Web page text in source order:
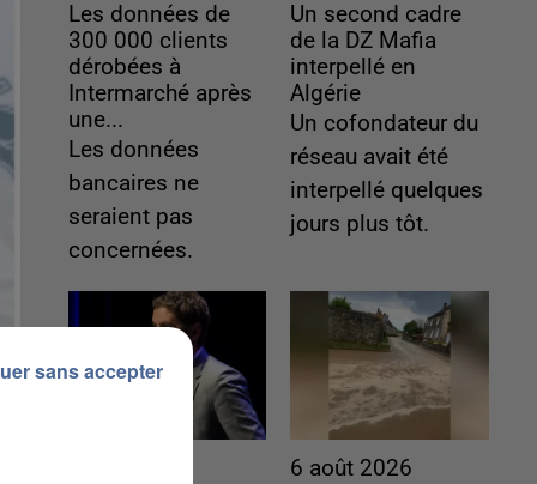
Les données de
300 000 clients
dérobées à
Intermarché après
une...
Les données
bancaires ne
seraient pas
concernées.
Un second cadre
de la DZ Mafia
interpellé en
Algérie
Un cofondateur du
réseau avait été
interpellé quelques
jours plus tôt.
6 août 2026
sans accepter